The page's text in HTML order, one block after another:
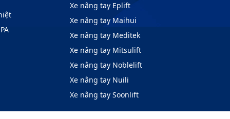
Xe nâng tay Eplift
Xe nâng tay Maihui
Xe nâng tay Meditek
Xe nâng tay Mitsulift
Xe nâng tay Noblelift
Xe nâng tay Nuili
Xe nâng tay Soonlift